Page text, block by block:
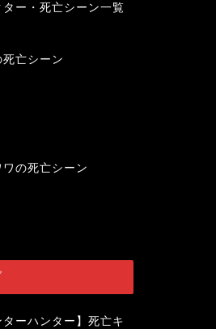
ター・死亡シーン一覧
死亡シーン
ワの死亡シーン
ターハンター】死亡キ